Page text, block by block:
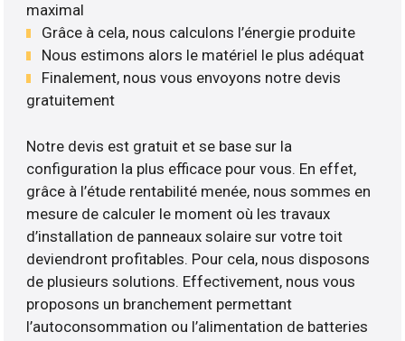
maximal
Grâce à cela, nous calculons l’énergie produite
Nous estimons alors le matériel le plus adéquat
Finalement, nous vous envoyons notre devis
gratuitement
Notre devis est gratuit et se base sur la
configuration la plus efficace pour vous. En effet,
grâce à l’étude rentabilité menée, nous sommes en
mesure de calculer le moment où les travaux
d’installation de panneaux solaire sur votre toit
deviendront profitables. Pour cela, nous disposons
de plusieurs solutions. Effectivement, nous vous
proposons un branchement permettant
l’autoconsommation ou l’alimentation de batteries